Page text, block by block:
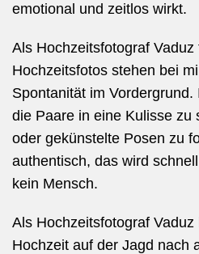
emotional und zeitlos wirkt.
Als Hochzeitsfotograf
Hochzeitsfotos stehen bei
Spontanität im
die Paare in eine Kulisse zu
oder gekünstelte Posen zu
authentisch, das wird
kein Mensch.
Als Hochzeitsfotograf
Hochzeit auf der Jagd nach